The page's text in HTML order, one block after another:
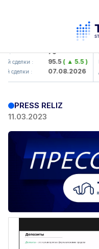
: 79
сделки : 95.5( ▲ 5.5 )
сделки : 07.08.2026
PRESS RELIZ
11.03.2023